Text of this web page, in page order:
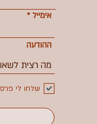
אימייל
ההודעה
שלחו לי